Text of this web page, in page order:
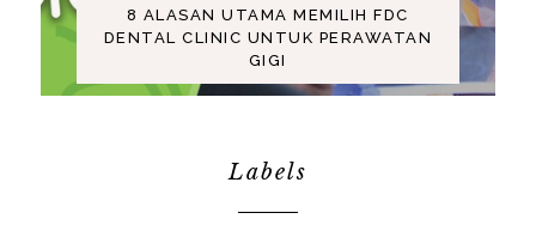
8 ALASAN UTAMA MEMILIH FDC
DENTAL CLINIC UNTUK PERAWATAN
GIGI
Labels